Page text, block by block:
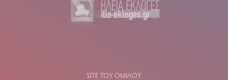
SITE ΤΟΥ ΟΜΙΛΟΥ